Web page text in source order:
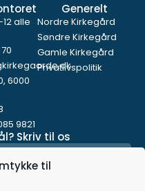
til
alle
6000
9821
Generelt
Nordre Kirkegård
Søndre Kirkegård
Gamle Kirkegård
Privatlivspolitik
Skriv til os